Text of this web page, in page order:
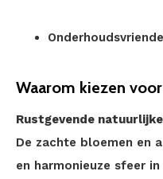
Waarom kiezen
Rustgevende
De zachte bloemen en
en harmonieuze sfeer